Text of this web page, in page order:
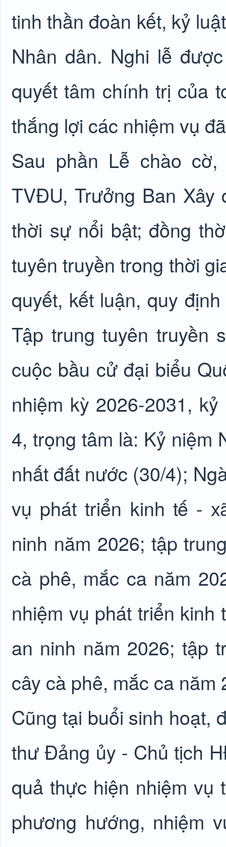
tinh thần đoàn kết, kỷ
Nhân dân. Nghi lễ
quyết tâm chính trị của
thắng lợi các nhiệm vụ
Sau phần Lễ chào
TVĐU, Trưởng Ban
thời sự nổi bật; đồng
tuyên truyền trong thời
quyết, kết luận, quy
Tập trung tuyên truyền
cuộc bầu cử đại biểu
nhiệm kỳ 2026-2031,
4, trọng tâm là: Kỷ niệm
nhất đất nước (30/4);
vụ phát triển kinh tế -
ninh năm 2026; tập
cà phê, mắc ca năm
nhiệm vụ phát triển
an ninh năm 2026; tập
cây cà phê, mắc ca
Cũng tại buổi sinh hoạt,
thư Đảng ủy - Chủ tịch
quả thực hiện nhiệm vụ
phương hướng, nhiệm